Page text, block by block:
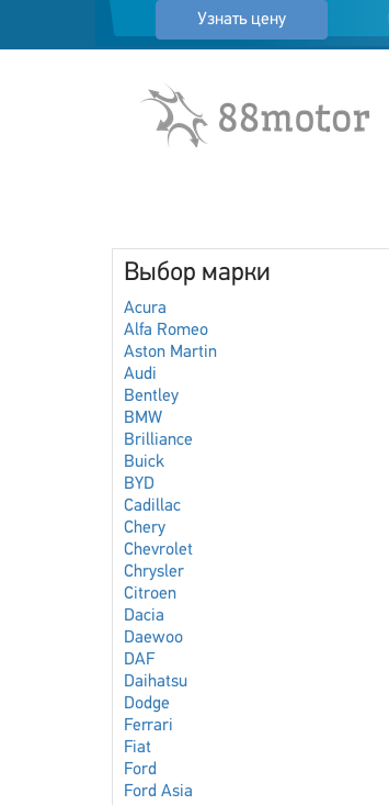
Узнать цену
Выбор марки
Acura
Alfa Romeo
Aston Martin
Audi
Bentley
BMW
Brilliance
Buick
BYD
Cadillac
Chery
Chevrolet
Chrysler
Citroen
Dacia
Daewoo
DAF
Daihatsu
Dodge
Ferrari
Fiat
Ford
Ford Asia